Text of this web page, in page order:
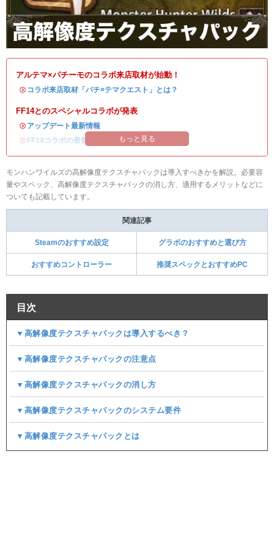
アルテマ×パチーモのコラボ来店取材が始動！
・ コラボ来店取材「パチ×テマクエスト」とは？
FF14とのスペシャルコラボが発表
・ アップデート最新情報
・ FF14コラボの最新情報 オメガ・プラネテス攻略
もっと見る
モンハンワイルズの高解像度テクスチャパックは導入すべきかを解説。必要容
量やスペック、高解像度テクスチャパックの消し方、適用するメリットなどに
ついても記載しています。
関連記事
Steamのおすすめ設定 グラボのおすすめと選び方
おすすめコントローラー 推奨スペックとおすすめPC
目次
▼高解像度テクスチャパックは導入するべき？
▼高解像度テクスチャパックの注意点
▼高解像度テクスチャパックの消し方
▼高解像度テクスチャパックのシステム要件
▼高解像度テクスチャパックとは